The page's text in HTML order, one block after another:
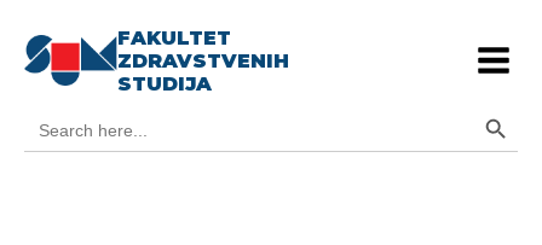
FAKULTET
ZDRAVSTVENIH
STUDIJA
for: